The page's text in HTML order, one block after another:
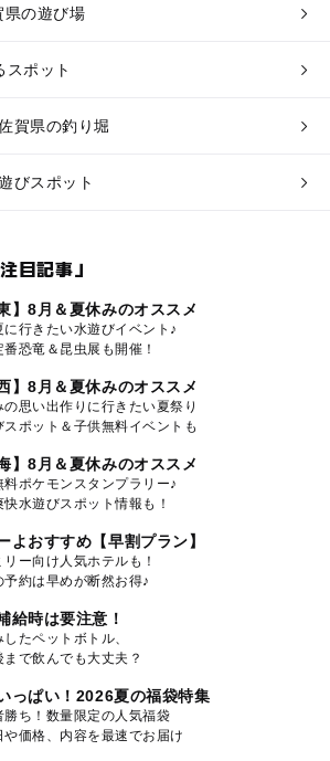
県の遊び場
スポット
賀県の釣り堀
びスポット
目記事」
】8月＆夏休みのオススメ
に行きたい水遊びイベント♪
番恐竜＆昆虫展も開催！
】8月＆夏休みのオススメ
の思い出作りに行きたい夏祭り
スポット＆子供無料イベントも
】8月＆夏休みのオススメ
料ポケモンスタンプラリー♪
快水遊びスポット情報も！
よおすすめ【早割プラン】
リー向け人気ホテルも！
予約は早めが断然お得♪
給時は要注意！
たペットボトル、
まで飲んでも大丈夫？
っぱい！2026夏の福袋特集
勝ち！数量限定の人気福袋
や価格、内容を最速でお届け